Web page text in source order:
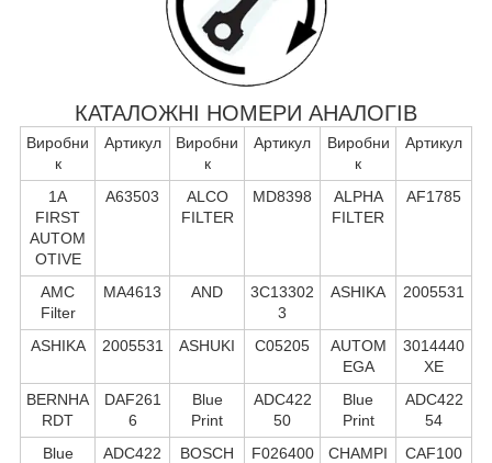
КАТАЛОЖНІ НОМЕРИ АНАЛОГІВ
Виробни
к
Артикул
Виробни
к
Артикул
Виробни
к
Артикул
1A
FIRST
AUTOM
OTIVE
A63503
ALCO
FILTER
MD8398
ALPHA
FILTER
AF1785
AMC
Filter
MA4613 AND
3C13302
3
ASHIKA 2005531
ASHIKA 2005531 ASHUKI C05205
AUTOM
EGA
3014440
XE
BERNHA
RDT
DAF261
6
Blue
Print
ADC422
50
Blue
Print
ADC422
54
Blue
ADC422
BOSCH
F026400
CHAMPI
CAF100